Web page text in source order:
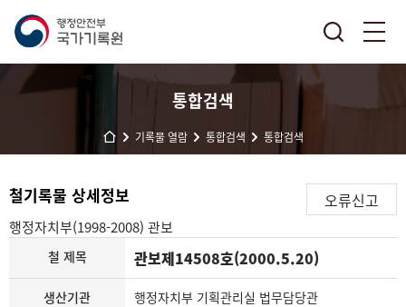
통합검색
기록물 열람 통합검색 통합검색
철기록물 상세정보 오류신고
행정자치부(1998-2008) 관보
철 제목 관보제14508호(2000.5.20)
생산기관 행정자치부 기획관리실 법무담당관